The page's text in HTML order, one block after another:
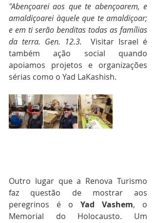
"Abençoarei aos que te abençoarem, e
amaldiçoarei àquele que te amaldiçoar;
e em ti serão benditas todas as famílias
da terra. Gen. 12.3.
Visitar Israel é
também ação social quando
apoiamos projetos e organizações
sérias como o Yad LaKashish.
Outro lugar que a Renova Turismo
faz questão de mostrar aos
peregrinos é o Yad Vashem, o
Memorial do Holocausto. Um